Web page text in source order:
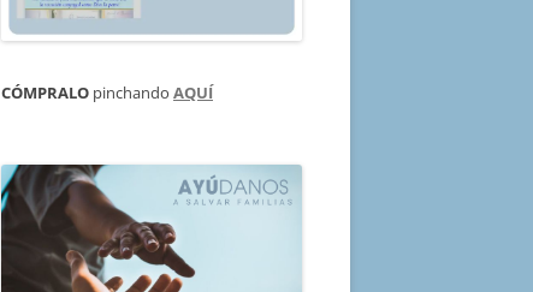
CÓMPRALO pinchando AQUÍ